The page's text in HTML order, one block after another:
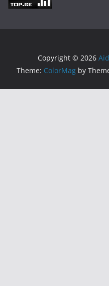
Copyright © 2026
Theme: ColorMag by